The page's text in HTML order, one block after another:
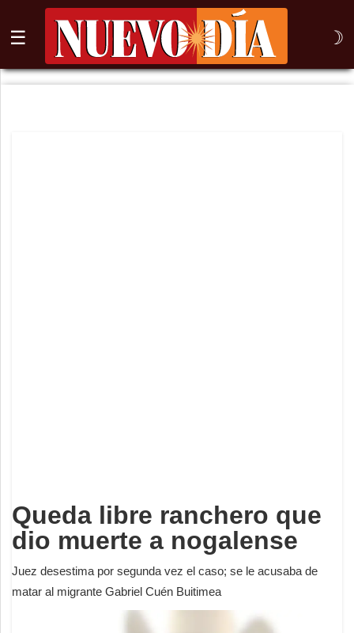
☰ ☽
⌕
Queda libre ranchero que
dio muerte a nogalense
Juez desestima por segunda vez el caso; se le acusaba de
matar al migrante Gabriel Cuén Buitimea